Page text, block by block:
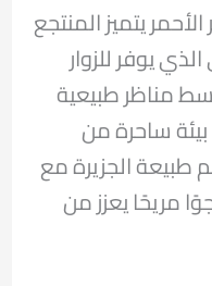
يتميز المنتجع
يوفر للزوار
مناظر طبيعية
ساحرة من
طبيعة الجزيرة مع
مريحًا يعزز من